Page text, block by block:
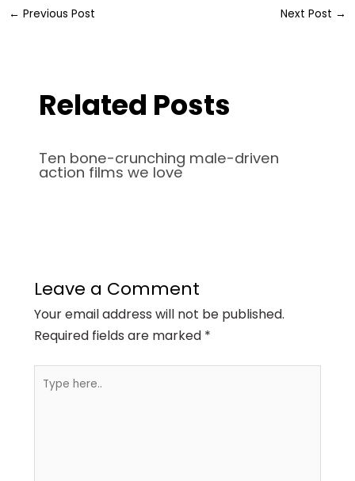
← Previous Post Next Post →
Related Posts
Ten bone-crunching male-driven
action films we love
Leave a Comment
Your email address will not be published.
Required fields are marked *
Type
here..